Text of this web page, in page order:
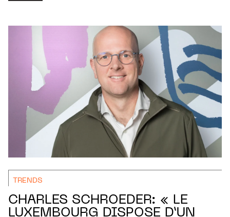
TRENDS
CHARLES SCHROEDER: « LE
LUXEMBOURG DISPOSE D’UN